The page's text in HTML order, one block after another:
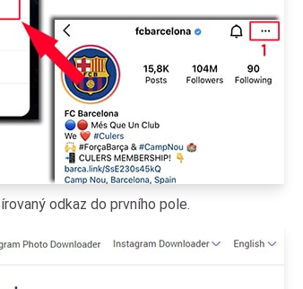
odkaz do prvního pole.